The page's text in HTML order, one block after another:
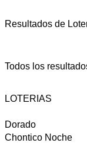
Resultados de
Todos los
LOTERIAS
Dorado
Chontico Noche